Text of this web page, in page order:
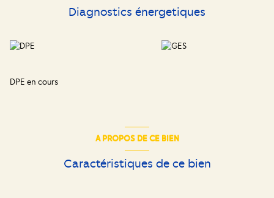
Diagnostics énergetiques
DPE en cours
A PROPOS DE CE BIEN
Caractéristiques de ce bien